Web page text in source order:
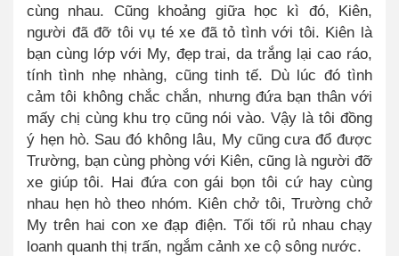
cùng nhau. Cũng khoảng giữa học kì đó, Kiên,
người đã đỡ tôi vụ té xe đã tỏ tình với tôi. Kiên là
bạn cùng lớp với My, đẹp trai, da trắng lại cao ráo,
tính tình nhẹ nhàng, cũng tinh tế. Dù lúc đó tình
cảm tôi không chắc chắn, nhưng đứa bạn thân với
mấy chị cùng khu trọ cũng nói vào. Vậy là tôi đồng
ý hẹn hò. Sau đó không lâu, My cũng cưa đổ được
Trường, bạn cùng phòng với Kiên, cũng là người đỡ
xe giúp tôi. Hai đứa con gái bọn tôi cứ hay cùng
nhau hẹn hò theo nhóm. Kiên chở tôi, Trường chở
My trên hai con xe đạp điện. Tối tối rủ nhau chạy
loanh quanh thị trấn, ngắm cảnh xe cộ sông nước.